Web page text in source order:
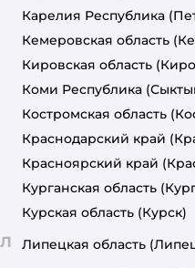
Карелия Республика
Кемеровская область
Кировская область
Коми Республика
Костромская область
Краснодарский край
Красноярский край
Курганская область
Курская область (Курск)
Л Липецкая область